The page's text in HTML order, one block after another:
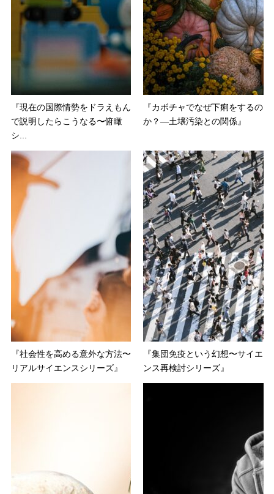
『現在の国際情勢をドラえもん
で説明したらこうなる〜俯瞰
シ...
『カボチャでなぜ下痢をするの
か？―土壌汚染との関係』
『社会性を高める意外な方法〜
リアルサイエンスシリーズ』
『集団免疫という幻想〜サイエ
ンス再検討シリーズ』